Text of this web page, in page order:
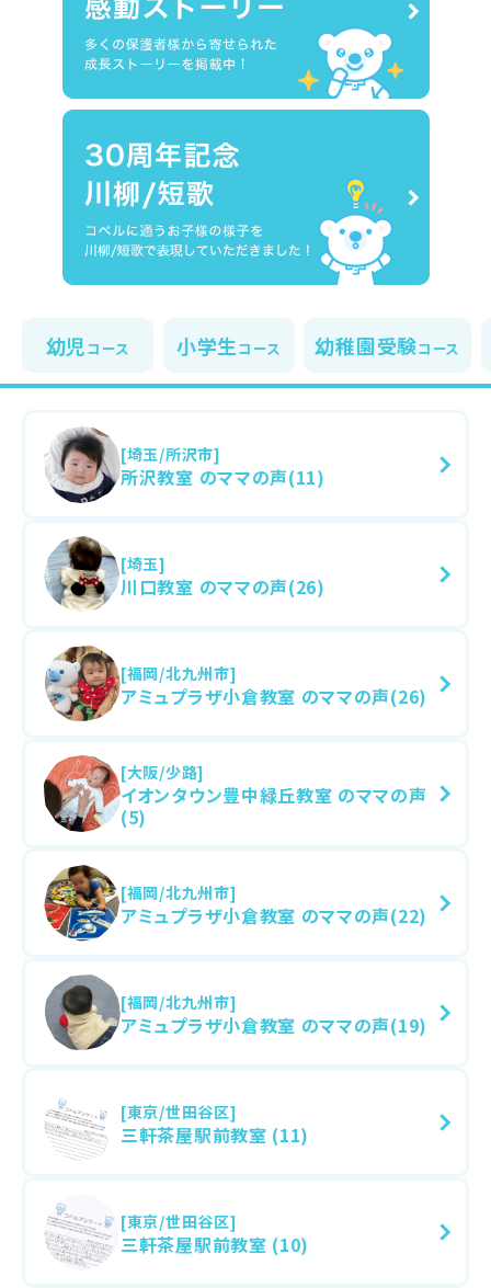
幼児コース 小学生コース 幼稚園受験コース
[埼玉/所沢市]
所沢教室 のママの声(11)
[埼玉]
川口教室 のママの声(26)
[福岡/北九州市]
アミュプラザ小倉教室 のママの声(26)
[大阪/少路]
イオンタウン豊中緑丘教室 のママの声
(5)
[福岡/北九州市]
アミュプラザ小倉教室 のママの声(22)
[福岡/北九州市]
アミュプラザ小倉教室 のママの声(19)
[東京/世田谷区]
三軒茶屋駅前教室 (11)
[東京/世田谷区]
三軒茶屋駅前教室 (10)